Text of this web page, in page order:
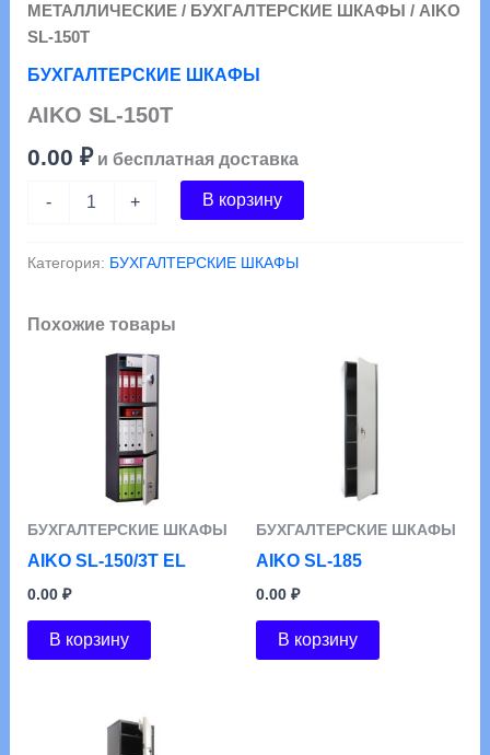
МЕТАЛЛИЧЕСКИЕ/ БУХГАЛТЕРСКИЕ ШКАФЫ / AIKO
SL-150Т
БУХГАЛТЕРСКИЕ ШКАФЫ
AIKO SL-150Т
0.00 ₽ и бесплатная доставка
-
SL-
+ В корзину
Категория: БУХГАЛТЕРСКИЕ ШКАФЫ
Похожие товары
БУХГАЛТЕРСКИЕ ШКАФЫ
AIKO SL-150/3Т EL
0.00 ₽
В корзину
БУХГАЛТЕРСКИЕ ШКАФЫ
AIKO SL-185
0.00 ₽
В корзину